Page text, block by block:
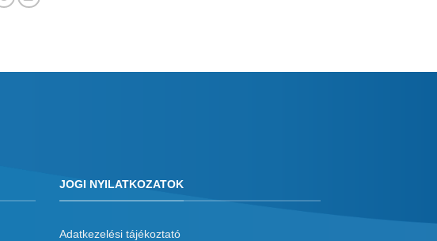
JOGI NYILATKOZATOK
Adatkezelési tájékoztató